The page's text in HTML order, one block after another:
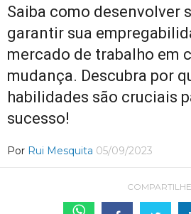
Saiba como desenvolver
garantir sua
mercado de trabalho em
mudança. Descubra por
habilidades são cruciais
sucesso!
Por Rui Mesquita 05/09/2023
COMPARTILHE